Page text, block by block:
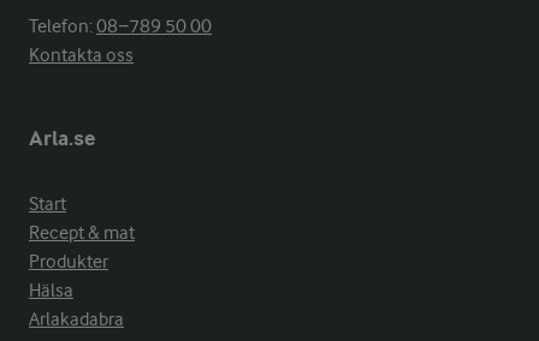
Telefon:08−789 50 00
Kontakta oss
Arla.se
Start
Recept & mat
Produkter
Hälsa
Arlakadabra